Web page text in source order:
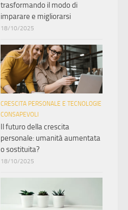
trasformando il modo di
imparare e migliorarsi
18/10/2025
CRESCITA PERSONALE E TECNOLOGIE
CONSAPEVOLI
Il futuro della crescita
personale: umanità aumentata
o sostituita?
18/10/2025